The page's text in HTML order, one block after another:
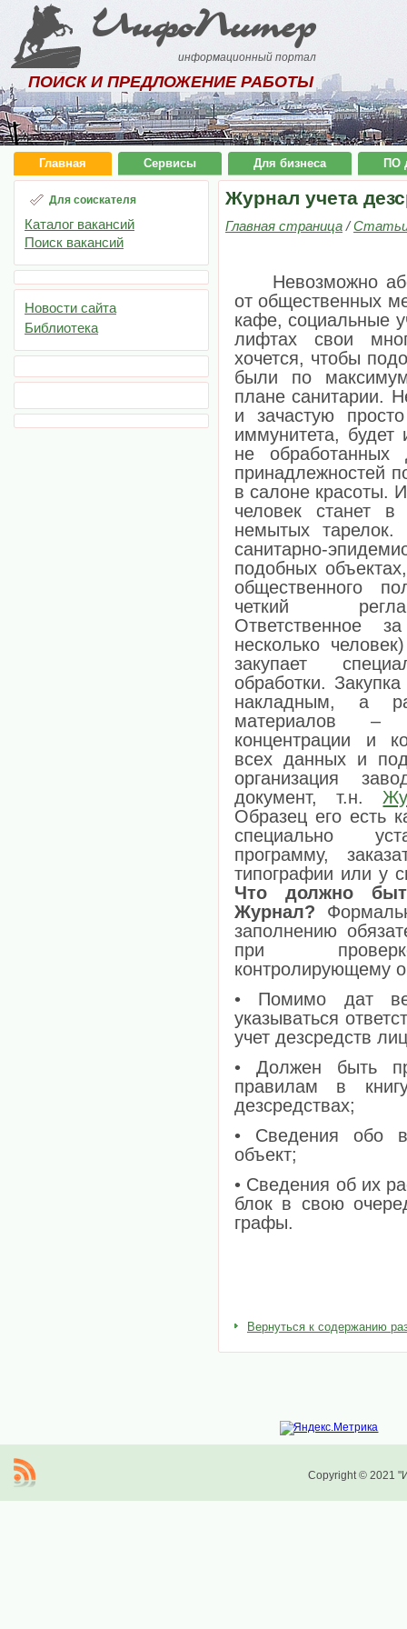
ИнфоПитер
информационный портал
ПОИСК И ПРЕДЛОЖЕНИЕ РАБОТЫ
Главная Сервисы Для бизнеса ПО
Для соискателя
Каталог вакансий
Поиск вакансий
Новости сайта
Библиотека
Журнал учета
Главная страница/
Невозможно
от общественных
кафе, социальные
лифтах свои
хочется, чтобы
были по
плане санитарии.
и зачастую
иммунитета, будет
не обработанных
принадлежностей
в салоне красоты.
человек станет
немытых
санитарно-
подобных
общественного
четкий
Ответственное
несколько
закупает
обработки.
накладным, а
материалов –
концентрации и
всех данных и
организация
документ, т.н.
Образец его есть
специально
программу,
типографии или у
Что должно
Журнал?
заполнению
при
контролирующему
• Помимо дат
указываться
учет дезсредств
• Должен быть
правилам в
дезсредствах;
• Сведения обо
объект;
• Сведения об их
блок в свою
графы.
Вернуться к содержанию
Copyright © 2021